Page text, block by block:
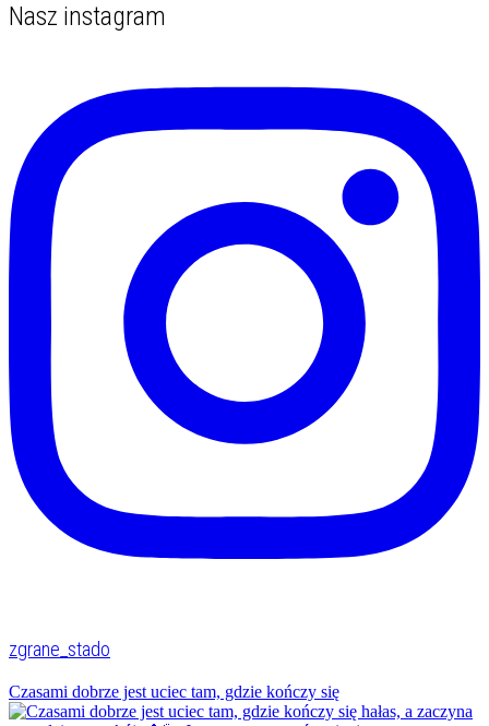
Nasz instagram
zgrane_stado
Czasami dobrze jest uciec tam, gdzie kończy się